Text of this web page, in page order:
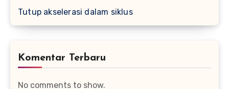
Tutup akselerasi dalam siklus
Komentar Terbaru
No comments to show.